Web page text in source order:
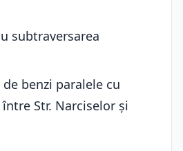
subtraversarea
benzi paralele cu
Str. Narciselor și